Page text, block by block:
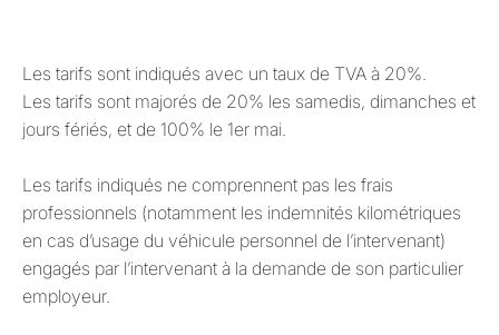
Les tarifs sont indiqués avec un taux de TVA à 20%.
Les tarifs sont majorés de 20% les samedis, dimanches et
jours fériés, et de 100% le 1er mai.
Les tarifs indiqués ne comprennent pas les frais
professionnels (notamment les indemnités kilométriques
en cas d’usage du véhicule personnel de l’intervenant)
engagés par l’intervenant à la demande de son particulier
employeur.